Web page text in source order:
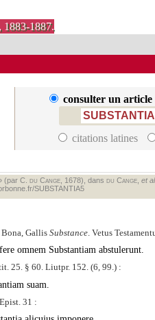
1887.
consulter un article
citations latines
(par C. du Cange, 1678), dans du Cange, et al.
SUBSTANTIA5
Bona, GallisSubstance. Vetus
omnem Substantiam abstulerunt.
25. § 60. Liutpr. 152. (6, 99.) :
suam.
31 :